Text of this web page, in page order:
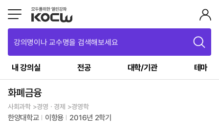
강의명이나 교수명을 검색해보세요
내 강의실 전공 대학/기관 테마
화폐금융
사회과학 >경영ㆍ경제 >경영학
한양대학교 이항용 2016년 2학기